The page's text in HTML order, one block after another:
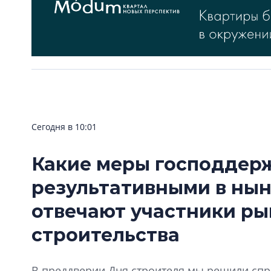
Сегодня в 10:01
Какие меры
результативными в
отвечают участники
строительства